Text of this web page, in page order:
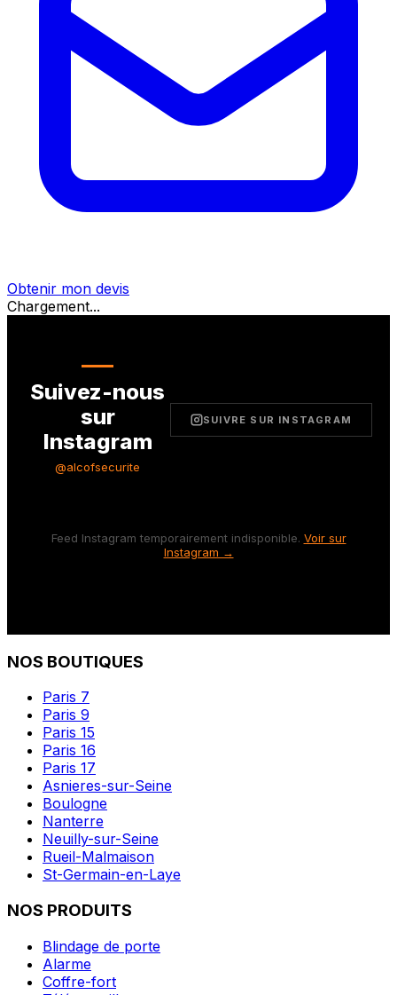
Obtenir mon devis
Chargement...
Suivez-nous
sur
Instagram
@alcofsecurite
SUIVRE SUR INSTAGRAM
Feed Instagram temporairement indisponible. Voir sur
Instagram →
NOS BOUTIQUES
Paris 7
Paris 9
Paris 15
Paris 16
Paris 17
Asnieres-sur-Seine
Boulogne
Nanterre
Neuilly-sur-Seine
Rueil-Malmaison
St-Germain-en-Laye
NOS PRODUITS
Blindage de porte
Alarme
Coffre-fort